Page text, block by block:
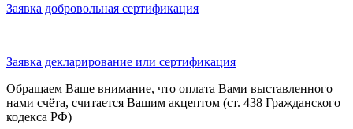
Заявка добровольная сертификация
Заявка декларирование или сертификация
Обращаем Ваше внимание, что оплата Вами выставленного
нами счёта, считается Вашим акцептом (ст. 438 Гражданского
кодекса РФ)